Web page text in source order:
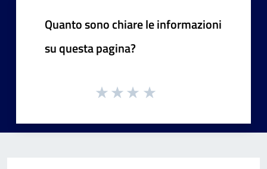
Quanto sono chiare le informazioni
su questa pagina?